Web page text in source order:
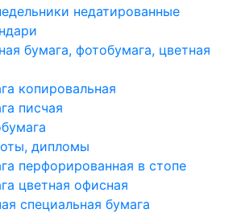
недатированные
бумага, фотобумага, цветная
копировальная
писчая
дипломы
перфорированная в стопе
цветная офисная
специальная бумага